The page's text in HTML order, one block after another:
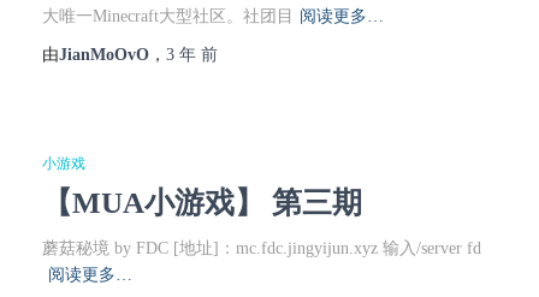
大唯一Minecraft大型社区。社团目
阅读更多…
由JianMoOvO ， 3 年 前
小游戏
【MUA小游戏】 第三期
蘑菇秘境 by FDC [地址]：mc.fdc.jingyijun.xyz 输入/server fd
阅读更多…